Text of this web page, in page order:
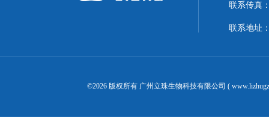
联系传真
联系地址
©2026 版权所有 广州立珠生物科技有限公司 (